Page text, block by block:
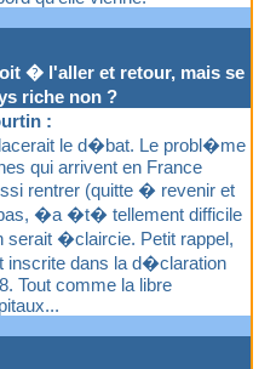
� l'aller et retour, mais se
riche non ?
:
le d�bat. Le probl�me
qui arrivent en France
rentrer (quitte � revenir et
�a �t� tellement difficile
serait �claircie. Petit rappel,
inscrite dans la d�claration
Tout comme la libre